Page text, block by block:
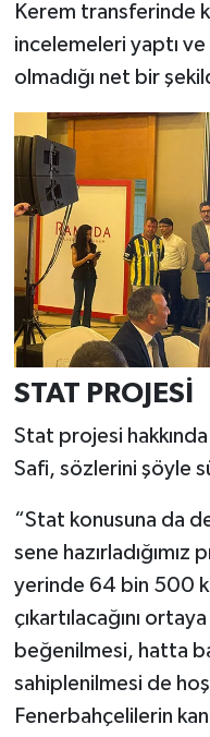
Kerem transferinde
incelemeleri yaptı
olmadığı net bir
STAT PROJESİ
Stat projesi
Safi, sözlerini şöyle
“Stat konusuna da
sene hazırladığımız
yerinde 64 bin 500
çıkartılacağını
beğenilmesi, hatta
sahiplenilmesi de
Fenerbahçelilerin